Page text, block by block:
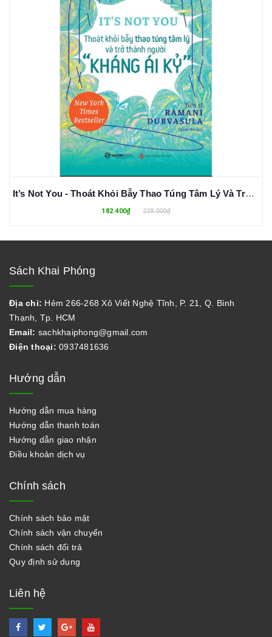
It’s Not You - Thoát Khỏi Bẫy Thao Túng Tâm Lý Và Trở Thành Người "Kháng Ái Kỉ" - Ramani Durvasula
182.400₫ 228.000₫
Sách Khai Phóng
Địa chỉ: Hẻm 266-268 Xô Viết Nghệ Tĩnh, P. 21, Q. Bình
Thạnh, Tp. HCM
Email: sachkhaiphong@gmail.com
Điện thoại: 0937481636
Hướng dẫn
Hướng dẫn mua hàng
Hướng dẫn thanh toán
Hướng dẫn giao nhận
Điều khoản dịch vụ
Chính sách
Chính sách bảo mật
Chính sách vận chuyển
Chính sách đổi trả
Quy định sử dụng
Liên hệ